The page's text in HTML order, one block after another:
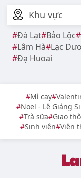
Khu vực
Đà Lạt Bảo Lộc
Lâm Hà Lạc
Đạ Huoai
Mì cay
Noel - Lễ Giáng
Trà sữa Giao
Sinh viên Viễn